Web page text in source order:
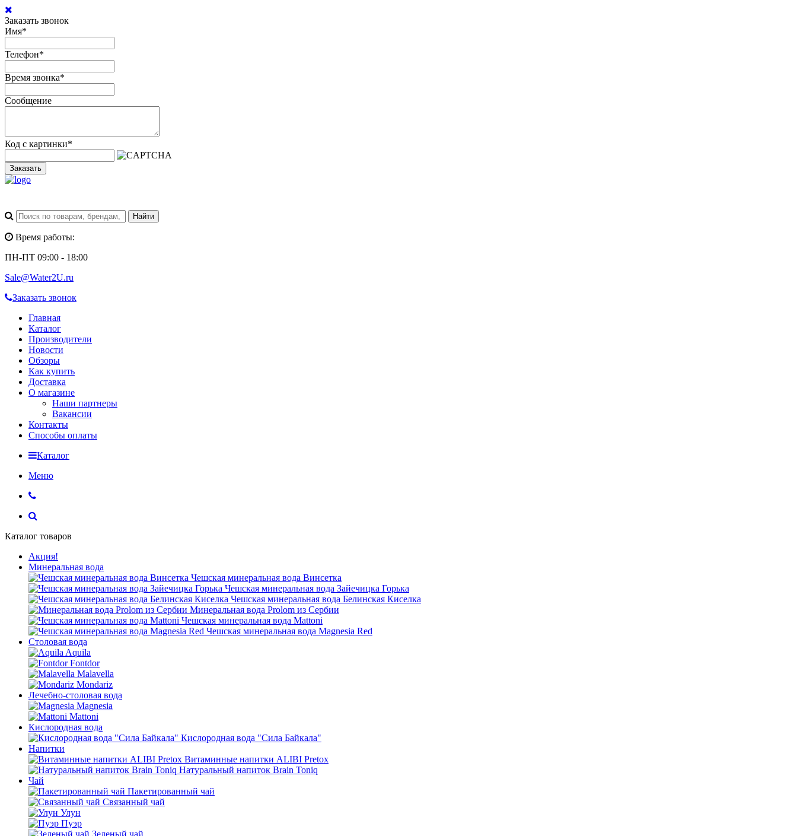
Заказать звонок
Имя*
Телефон*
Время звонка*
Сообщение
Код с картинки*
Заказать
Время работы:
ПН-ПТ 09:00 - 18:00
Sale@Water2U.ru
Заказать звонок
Главная
Каталог
Производители
Новости
Обзоры
Как купить
Доставка
О магазине
Наши партнеры
Вакансии
Контакты
Способы оплаты
Каталог
Меню
Каталог товаров
Акция!
Минеральная вода
Чешская минеральная вода Винсетка
Чешская минеральная вода Зайечицка Горька
Чешская минеральная вода Белинская Киселка
Минеральная вода Prolom из Сербии
Чешская минеральная вода Mattoni
Чешская минеральная вода Magnesia Red
Столовая вода
Aquila
Fontdor
Malavella
Mondariz
Лечебно-столовая вода
Magnesia
Mattoni
Кислородная вода
Кислородная вода "Сила Байкала"
Напитки
Витаминные напитки ALIBI Pretox
Натуральный напиток Brain Toniq
Чай
Пакетированный чай
Связанный чай
Улун
Пуэр
Зеленый чай